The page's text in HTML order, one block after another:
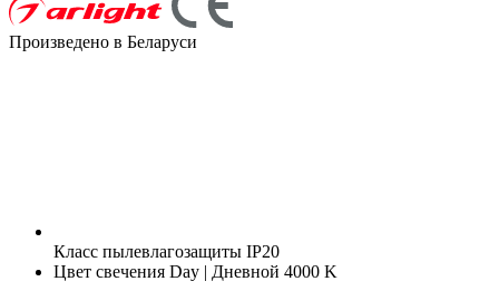
Произведено в Беларуси
Класс пылевлагозащиты IP20
Цвет свечения Day | Дневной 4000 K